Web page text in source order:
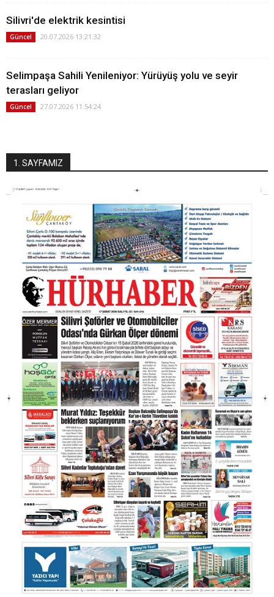
Silivri'de elektrik kesintisi
Güncel 20.07.2026 13:21:32
Selimpaşa Sahili Yenileniyor: Yürüyüş yolu ve seyir
terasları geliyor
Güncel 27.07.2026 11:54:24
1. SAYFAMIZ